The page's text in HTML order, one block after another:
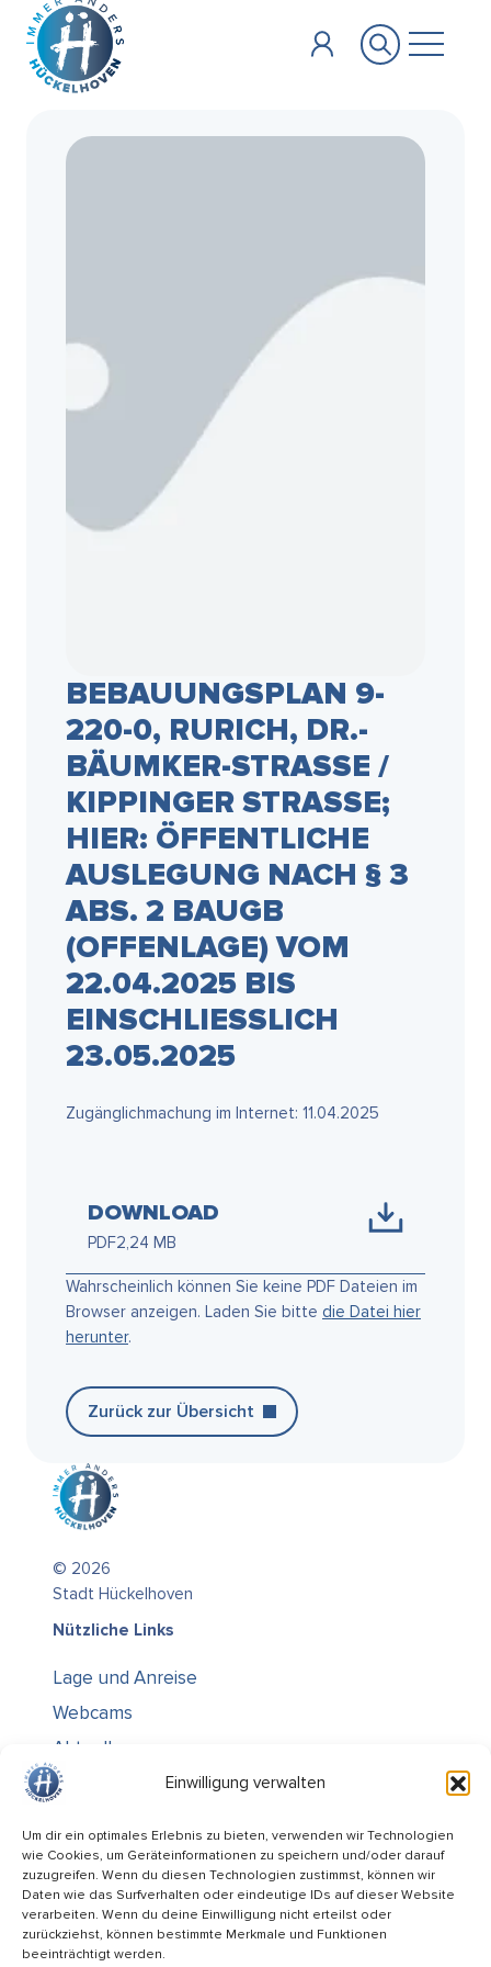
Einwilligung verwalten
Um dir ein optimales Erlebnis zu bieten, verwenden wir Technologien
wie Cookies, um Geräteinformationen zu speichern und/oder darauf
zuzugreifen. Wenn du diesen Technologien zustimmst, können wir
Daten wie das Surfverhalten oder eindeutige IDs auf dieser Website
verarbeiten. Wenn du deine Einwilligung nicht erteilst oder
zurückziehst, können bestimmte Merkmale und Funktionen
beeinträchtigt werden.
Zum Hauptinhalt springen
BEBAUUNGSPLAN 9-
220-0, RURICH, DR.-
BÄUMKER-STRASSE / K
IPPINGER STRASSE; HI
ER: ÖFFENTLICHE AU
SLEGUNG NACH § 3 AB
S. 2 BAUGB (O
FFENLAGE) VOM 22
.04.2025 BIS EI
NSCHLIESSLICH 23.
05.2025
Zugänglichmachung im Internet: 11.04.2025
DOWNLOAD
PDF2,24 MB
Wahrscheinlich können Sie keine PDF Dateien im
Browser anzeigen. Laden Sie bitte die Datei hier
herunter.
Zurück zur Übersicht
© 2026
Stadt Hückelhoven
Nützliche Links
Lage und Anreise
Webcams
Aktuelles
Über uns
Kontakt / Öffnungszeiten
Alle Ämter
Stellenausschreibungen
Rechtliches